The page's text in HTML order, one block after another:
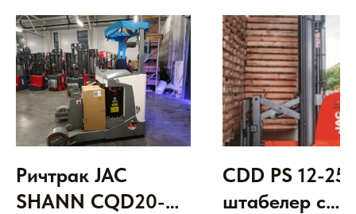
Ричтрак JAC
SHANN CQD20-De
CDD PS 12-25
штабелер с